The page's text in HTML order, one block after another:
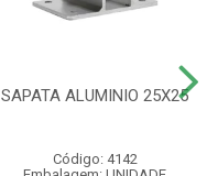
SAPATA ALUMINIO 25X25
Código: 4142